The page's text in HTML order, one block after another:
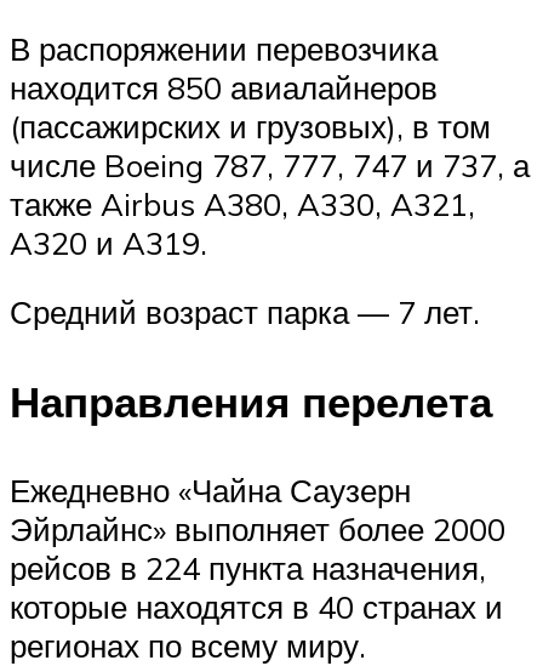
В распоряжении перевозчика
находится 850 авиалайнеров
(пассажирских и грузовых), в том
числе Boeing 787, 777, 747 и 737, а
также Airbus A380, A330, A321,
A320 и A319.
Средний возраст парка — 7 лет.
Направления перелета
Ежедневно «Чайна Саузерн
Эйрлайнс» выполняет более 2000
рейсов в 224 пункта назначения,
которые находятся в 40 странах и
регионах по всему миру.